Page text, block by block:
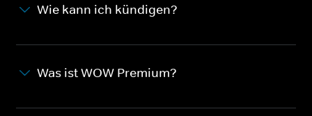
Wie kann ich kündigen?
Was ist WOW Premium?